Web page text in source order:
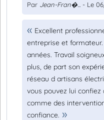
Par Jean-Fran�... - Le
Excellent
entreprise et
années. Travail
plus, de part son
réseau d artisans
vous pouvez lui
comme des
confiance.